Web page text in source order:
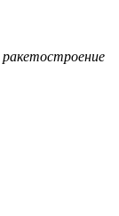
ракетостроение